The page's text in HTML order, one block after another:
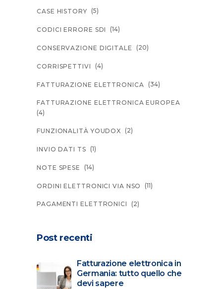
CASE HISTORY (5)
CODICI ERRORE SDI (14)
CONSERVAZIONE DIGITALE (20)
CORRISPETTIVI (4)
FATTURAZIONE ELETTRONICA (34)
FATTURAZIONE ELETTRONICA EUROPEA
(4)
FUNZIONALITÀ YOUDOX (2)
INVIO DATI TS (1)
NOTE SPESE (14)
ORDINI ELETTRONICI VIA NSO (11)
PAGAMENTI ELETTRONICI (2)
Post recenti
Fatturazione elettronica in
Germania: tutto quello che
devi sapere